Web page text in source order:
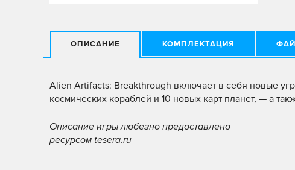
ОПИСАНИЕ КОМПЛЕКТАЦИЯ
Alien Artifacts: Breakthrough включает в себя новые
космических кораблей и 10 новых карт планет, — а
Описание игры любезно предоставлено
ресурсом tesera.ru